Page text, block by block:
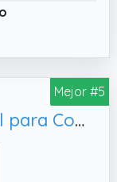
LED de
de
Mejor #5
wilcractk Luces LED Táctil para Coche, 2 Unidades